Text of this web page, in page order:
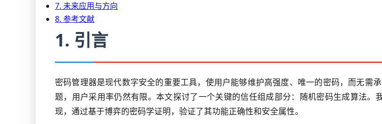
7. 未来应用与方向
8. 参考文献
1. 引言
密码管理器是现代数字安全的重要工具，使用户能够维护高强度、唯一的密码，而无需
题，用户采用率仍然有限。本文探讨了一个关键的信任组成部分：随机密码生成算法
现，通过基于博弈的密码学证明，验证了其功能正确性和安全属性。